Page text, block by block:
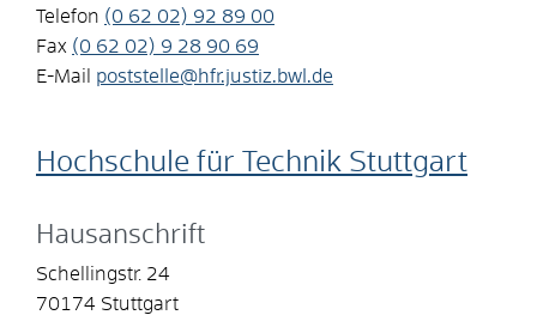
Telefon (0 62 02) 92 89 00
Fax (0 62 02) 9 28 90 69
E-Mail
poststelle@hfr.justiz.bwl.de
Hochschule für Technik Stuttgart
Hausanschrift
Schellingstr. 24
70174 Stuttgart